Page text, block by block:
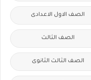
الصف الاول الاعدادى
الصف الثالث
الصف الثالث الثانوى